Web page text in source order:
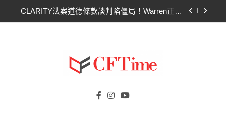
Circle Q2逆轉虧損 惟遭摩根士丹利狠砍目標價 市
比特幣失守關鍵阻力帶！50日SMA及斐波那契
63,600美元未收復，下降通道持續
Circle Q2逆轉虧損 惟遭摩根士丹利狠砍目標價 市
Cftime.io
AI（ChatGPT）、區塊鏈、NFT、加密貨